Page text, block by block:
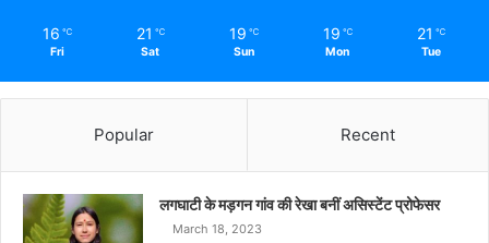
16 ℃
Fri
21 ℃
Sat
19 ℃
Sun
19 ℃
Mon
21 ℃
Tue
Popular Recent
लगघाटी के मड़गन गांव की रेखा बनीं असिस्टेंट प्रोफेसर
March 18, 2023